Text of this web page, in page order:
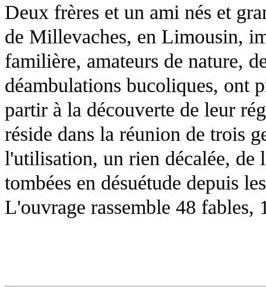
Deux frères et un ami nés et
de Millevaches, en Limousin,
familière, amateurs de nature,
déambulations bucoliques, ont
partir à la découverte de leur
réside dans la réunion de trois
l'utilisation, un rien décalée, de
tombées en désuétude depuis
L'ouvrage rassemble 48 fables,